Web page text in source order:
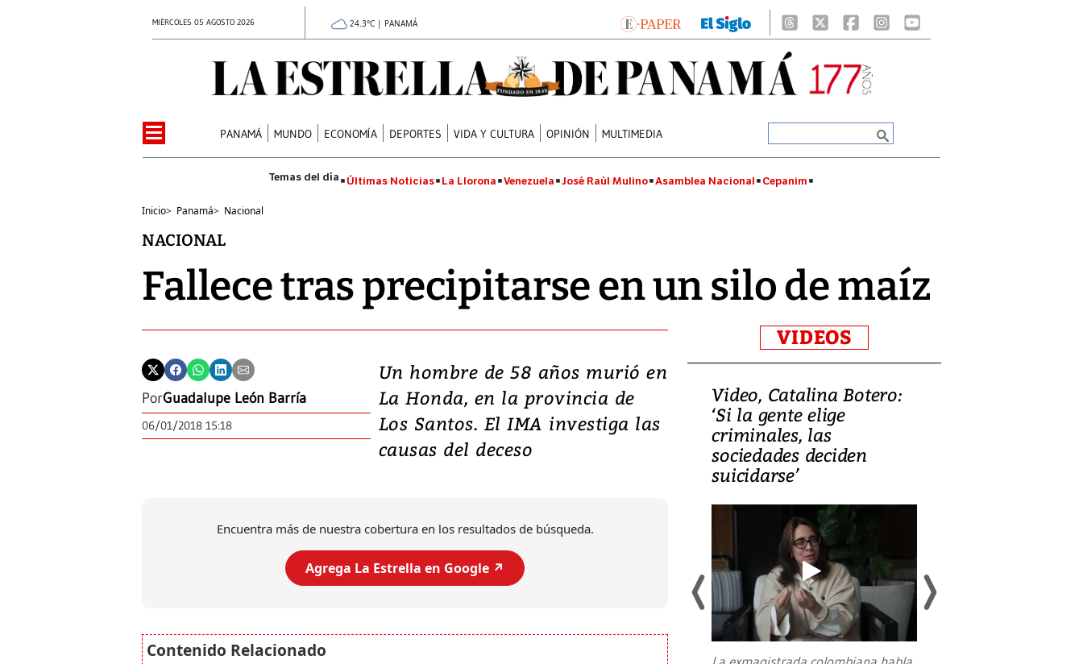
MIÉRCOLES 05 AGOSTO 2026 24.3°C | PANAMÁ
PANAMÁ MUNDO ECONOMÍA DEPORTES VIDA Y CULTURA OPINIÓN MULTIMEDIA
Últimas Noticias La Llorona Venezuela José Raúl Mulino Asamblea Nacional Cepanim
Inicio> Panamá> Nacional
NACIONAL
Fallece tras precipitarse en un silo de maíz
PorGuadalupe León Barría
06/01/2018 15:18
Un hombre de 58 años murió en
La Honda, en la provincia de
Los Santos. El IMA investiga las
causas del deceso
Encuentra más de nuestra cobertura en los resultados de búsqueda.
Agrega La Estrella en Google ↗️
VIDEOS
Video, Japón: Terremoto
deja heridos y graves
daños en Kumamoto
7,1 se registró este martes 28 de
Video, Catalina Botero:
‘Si la gente elige
criminales, las
sociedades deciden
suicidarse’